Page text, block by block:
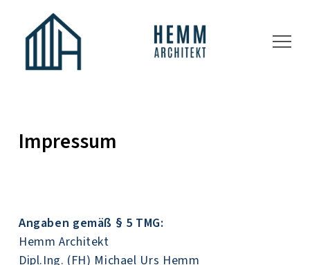
Impressum
Angaben gemäß § 5 TMG:
Hemm Architekt
Dipl.Ing. (FH) Michael Urs Hemm